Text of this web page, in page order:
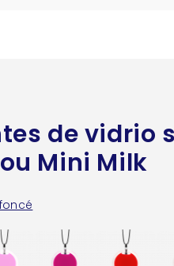
de vidrio
Mini Milk